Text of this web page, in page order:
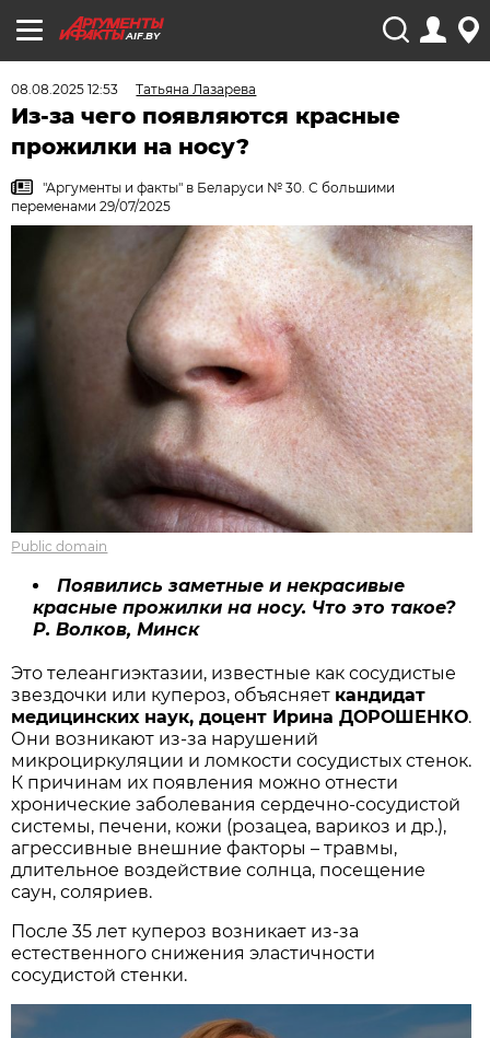
AIF.BY
08.08.2025 12:53 Татьяна Лазарева
Из-за чего появляются красные
прожилки на носу?
"Аргументы и факты" в Беларуси № 30. С большими
переменами 29/07/2025
Public domain
Появились заметные и некрасивые
красные прожилки на носу. Что это такое?
Р. Волков, Минск
Это телеангиэктазии, известные как сосудистые
звездочки или купероз, объясняет кандидат
медицинских наук, доцент Ирина ДОРОШЕНКО.
Они возникают из-за нарушений
микроциркуляции и ломкости сосудистых стенок.
К причинам их появления можно отнести
хронические заболевания сердечно-сосудистой
системы, печени, кожи (розацеа, варикоз и др.),
агрессивные внешние факторы – травмы,
длительное воздействие солнца, посещение
саун, соляриев.
После 35 лет купероз возникает из-за
естественного снижения эластичности
сосудистой стенки.